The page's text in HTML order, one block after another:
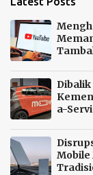
Dibalik
a-
Mobile